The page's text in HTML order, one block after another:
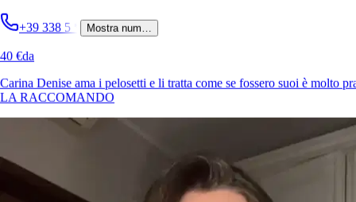
+39 338 5 Mostra num…
40 €da
Carina Denise ama i pelosetti e li tratta come se fossero suoi è molto
LA RACCOMANDO